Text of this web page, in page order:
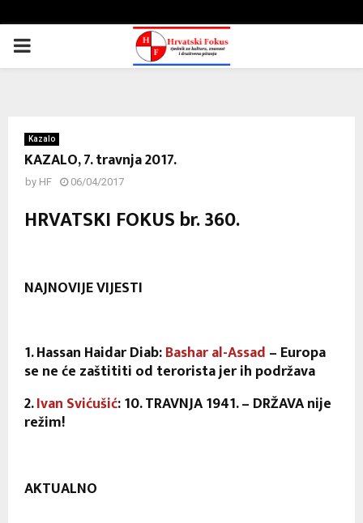
PRIMARY
Kazalo
KAZALO, 7. travnja 2017.
by HF 06/04/2017
HRVATSKI FOKUS br. 360.
NAJNOVIJE VIJESTI
1. Hassan Haidar Diab:Bashar al-Assad – Europa
se ne će zaštititi od terorista jer ih podržava
2.Ivan Svićušić: 10. TRAVNJA 1941. – DRŽAVA nije
režim!
AKTUALNO